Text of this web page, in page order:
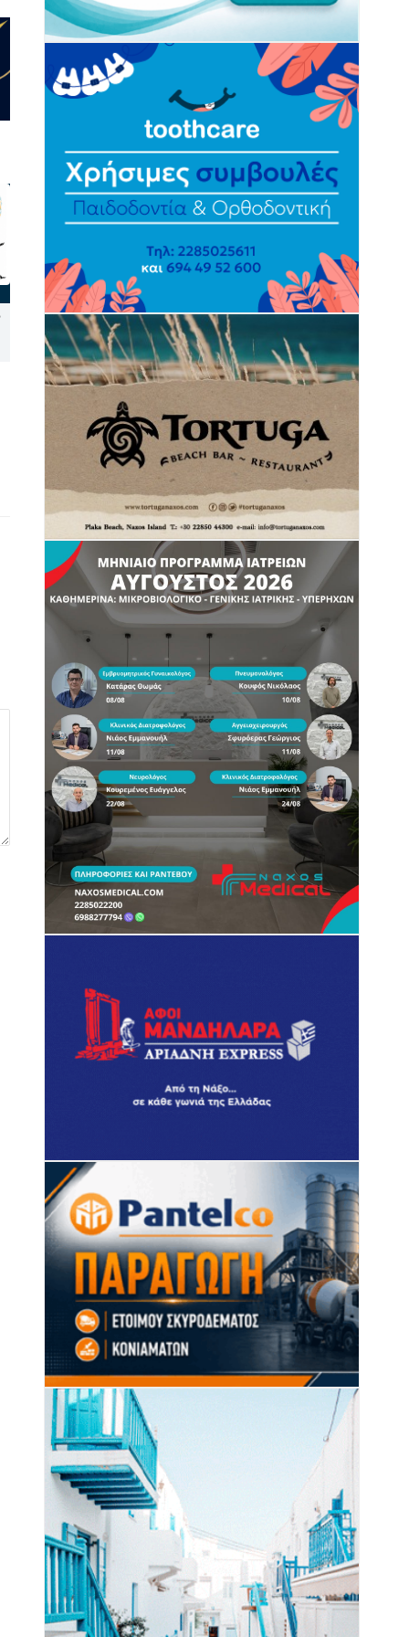
Ψήφισμα του Κυνηγετικού
Συλλόγου Νάξου κατά της
εγκατάστασης αιολικών
πάρκων στις Κυκλάδες
Ο Γιώργος Νταλάρας με τη
«Ρεμπέτικο» στο 10ο
Φεστιβάλ Ρεμπέτικου Σύρου